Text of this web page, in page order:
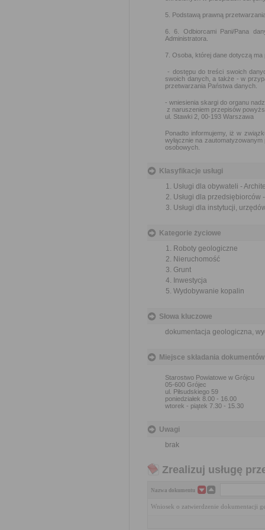
5. Podstawą prawną
6. 6. Odbiorcami Pani/Pana
Administratora.
7. Osoba, której dane dotyczą ma
- dostępu do treści swoich
swoich danych, a także - w
przetwarzania Państwa danych.
- wniesienia skargi do organu
z naruszeniem przepisów
ul. Stawki 2, 00-193 Warszawa
Ponadto informujemy, iż w
wyłącznie na
osobowych.
Klasyfikacje usługi
Usługi dla obywateli -
Usługi dla
Usługi dla instytucji,
Kategorie życiowe
Roboty geologiczne
Nieruchomość
Grunt
Inwestycja
Wydobywanie kopalin
Słowa kluczowe
dokumentacja geologiczna,
Miejsce składania dokumentów
Starostwo Powiatowe w Grójcu
05-600 Grójec
ul. Piłsudskiego 59
poniedziałek 8.00 - 16.00
wtorek - piątek 7.30 - 15.30
Uwagi
brak
Zrealizuj usługę
Nazwa dokumentu
Wniosek o zatwierdzenie dokumentacji